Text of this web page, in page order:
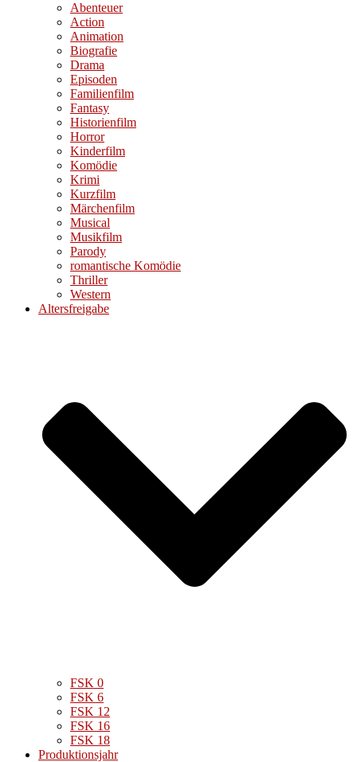
Abenteuer
Action
Animation
Biografie
Drama
Episoden
Familienfilm
Fantasy
Historienfilm
Horror
Kinderfilm
Komödie
Krimi
Kurzfilm
Märchenfilm
Musical
Musikfilm
Parody
romantische Komödie
Thriller
Western
Altersfreigabe
FSK 0
FSK 6
FSK 12
FSK 16
FSK 18
Produktionsjahr